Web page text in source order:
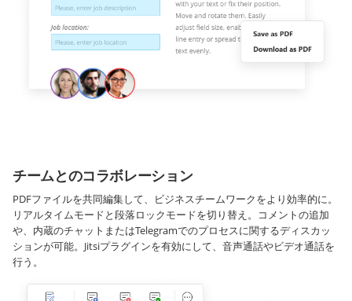
チームとのコラボレーション
PDFファイルを共同編集して、ビジネスチームワークをより効率的に。
リアルタイムモードと段落ロックモードを切り替え。コメントの追加
や、内蔵のチャットまたはTelegramでのプロセスに関するディスカッ
ションが可能。Jitsiプラグインを有効にして、音声通話やビデオ通話を
行う。